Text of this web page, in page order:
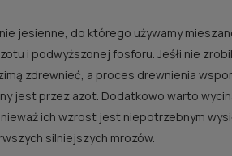
ZU
jesienne, do którego używamy
i podwyższonej fosforu. Jeśłi nie
zdrewnieć, a proces drewnienia
jest przez azot. Dodatkowo warto
ich wzrost jest niepotrzebnym
silniejszych mrozów.